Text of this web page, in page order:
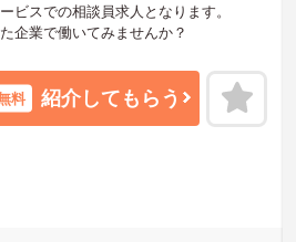
ビスでの相談員求人となります。
企業で働いてみませんか？
料 紹介してもらう